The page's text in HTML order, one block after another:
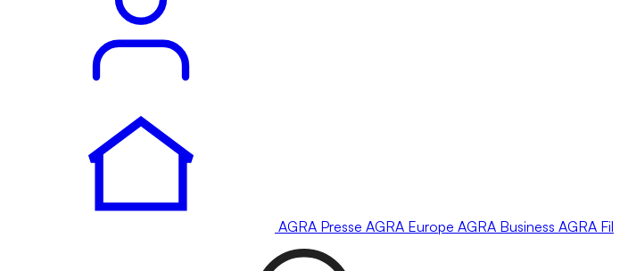
AGRA Presse AGRA Europe AGRA Business AGRA Fil